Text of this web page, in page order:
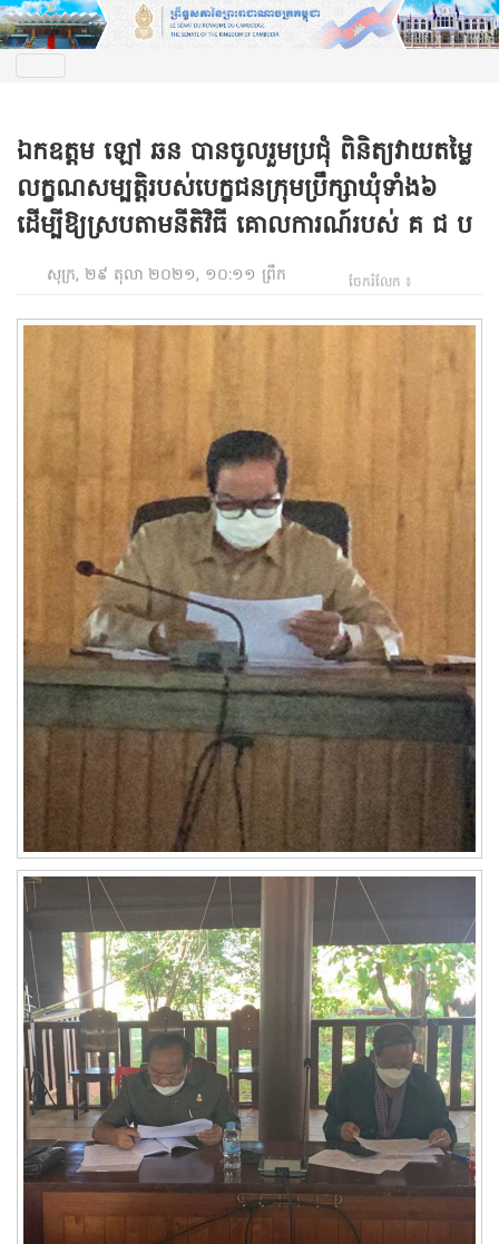
ឯកឧត្តម ឡៅ ឆន បានចូលរួមប្រជុំ ពិនិត្យវាយតម្លៃ
លក្ខណសម្បត្តិរបស់បេក្ខជនក្រុមប្រឹក្សាឃុំទាំង៦
ដើម្បីឱ្យស្របតាមនីតិវិធី គោលការណ៍របស់ គ ជ ប
សុក្រ, ២៩ តុលា ២០២១, ១០:១១ ព្រឹក ចែករំលែក ៖